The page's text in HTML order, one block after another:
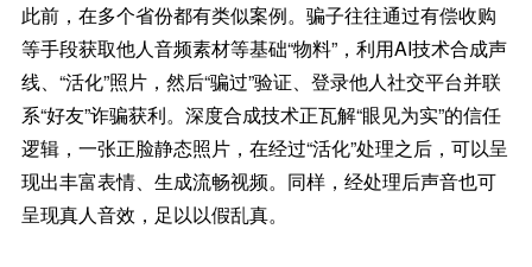
此前，在多个省份都有类似案例。骗子往往通过有偿收购
等手段获取他人音频素材等基础“物料”，利用AI技术合成声
线、“活化”照片，然后“骗过”验证、登录他人社交平台并联
系“好友”诈骗获利。深度合成技术正瓦解“眼见为实”的信任
逻辑，一张正脸静态照片，在经过“活化”处理之后，可以呈
现出丰富表情、生成流畅视频。同样，经处理后声音也可
呈现真人音效，足以以假乱真。